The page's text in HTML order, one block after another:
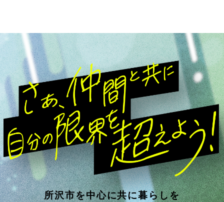
所沢市を中心に共に暮らしを